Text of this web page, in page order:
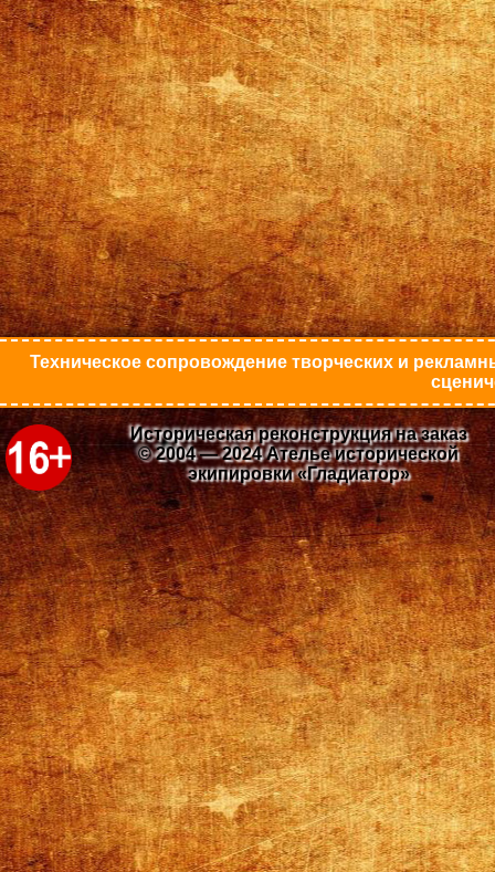
Техническое сопровождение творческих и
Историческая реконструкция на заказ
© 2004 — 2024 Ателье исторической
экипировки «Гладиатор»